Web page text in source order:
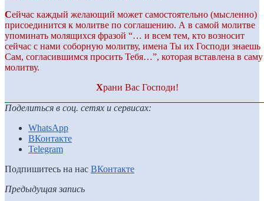
Сейчас каждый желающий может самостоятельно (мысленно)
присоединится к молитве по соглашению. А в самой молитве
упоминать молящихся фразой “… и всем тем, кто возносит
сейчас с нами соборную молитву, имена Ты их Господи знаешь
Сам, согласившимся просить Тебя…”, которая вставлена в саму
молитву.
Храни Вас Господи!
Поделиться в соц. сетях и сервисах:
WhatsApp
ВКонтакте
Telegram
Подпишитесь на нас ВКонтакте
Предыдущая запись